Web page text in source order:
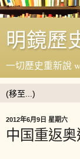
明鏡歷
一切歷史重新說
2012年6月9日 星期六
中国重返奥